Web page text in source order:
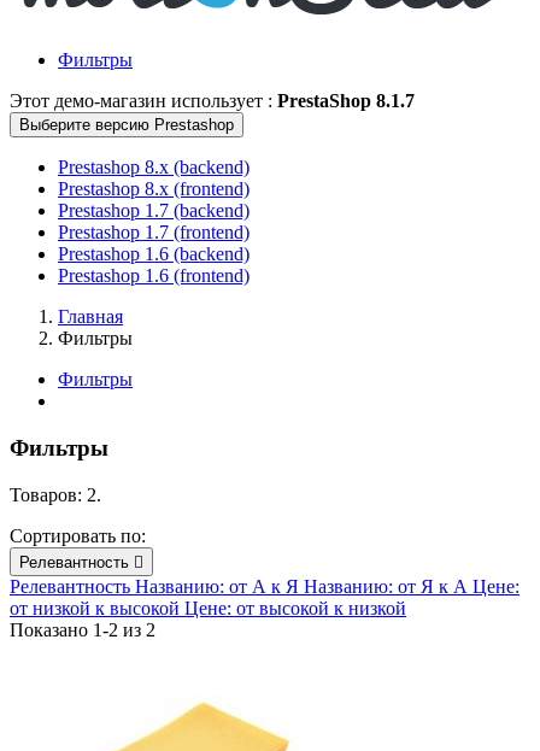
Фильтры
Этот демо-магазин использует : PrestaShop 8.1.7
Выберите версию Prestashop
Prestashop 8.x (backend)
Prestashop 8.x (frontend)
Prestashop 1.7 (backend)
Prestashop 1.7 (frontend)
Prestashop 1.6 (backend)
Prestashop 1.6 (frontend)
Главная
Фильтры
Фильтры
Фильтры
Товаров: 2.
Сортировать по:
Релевантность 
Релевантность Названию: от А к Я Названию: от Я к А Цене:
от низкой к высокой Цене: от высокой к низкой
Показано 1-2 из 2